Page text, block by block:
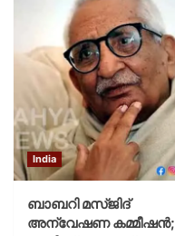
India
ബാബറി മസ്ജിദ്
അന്വേഷണ കമ്മീഷന്‍;